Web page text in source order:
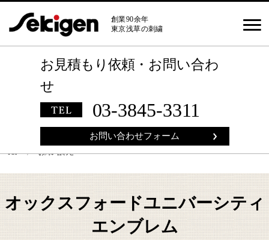
創業90余年
東京浅草の刺繍
お見積もり依頼・ お問い合わ
せ
03-3845-3311
お問い合わせフォーム
TOP〉 お問い合わせ
オックスフォードユニバーシティ
エンブレム